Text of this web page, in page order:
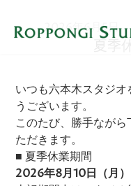
2026年6月5日
いつも六本木スタジ
うございます。
このたび、勝手なが
ただきます。
■ 夏季休業期間
2026年8月10日（月）